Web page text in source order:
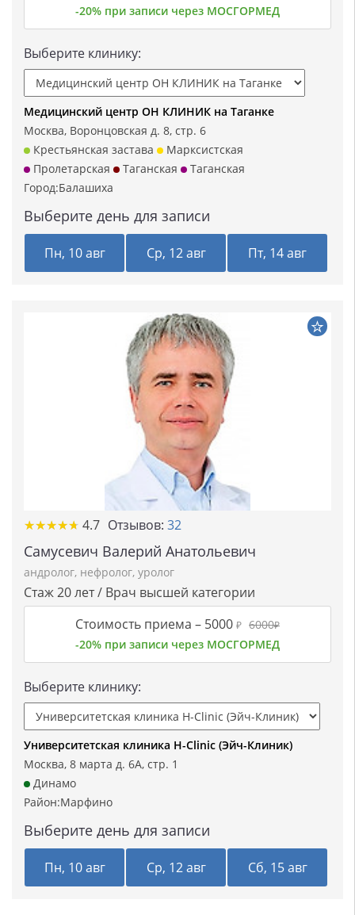
-20% при записи через МОСГОРМЕД
Выберите клинику:
Медицинский центр ОН КЛИНИК на Таганке
Москва, Воронцовская д. 8, стр. 6
Крестьянская застава
Марксистская
Пролетарская
Таганская
Таганская
Город:Балашиха
Выберите день для записи
Пн, 10 авг Ср, 12 авг Пт, 14 авг
★★★★★
★★★★★ 4.7 Отзывов: 32
Самусевич Валерий Анатольевич
андролог, нефролог, уролог
Стаж 20 лет / Врач высшей категории
Стоимость приема – 5000 ₽ 6000₽
-20% при записи через МОСГОРМЕД
Выберите клинику:
Университетская клиника H-Clinic (Эйч-Клиник)
Москва, 8 марта д. 6А, стр. 1
Динамо
Район:Марфино
Выберите день для записи
Пн, 10 авг Ср, 12 авг Сб, 15 авг